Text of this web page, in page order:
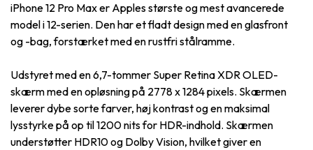
iPhone 12 Pro Max er Apples største og mest avancerede
model i 12-serien. Den har et fladt design med en glasfront
og -bag, forstærket med en rustfri stålramme.
Udstyret med en 6,7-tommer Super Retina XDR OLED-
skærm med en opløsning på 2778 x 1284 pixels. Skærmen
leverer dybe sorte farver, høj kontrast og en maksimal
lysstyrke på op til 1200 nits for HDR-indhold. Skærmen
understøtter HDR10 og Dolby Vision, hvilket giver en